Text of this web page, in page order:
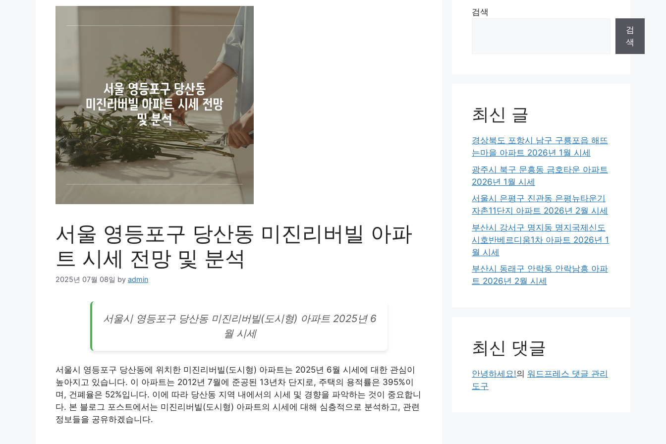
서울 영등포구 당산동 미진리버빌 아파
트 시세 전망 및 분석
2025년 07월 08일 by admin
서울시 영등포구 당산동 미진리버빌(도시형) 아파트 2025년 6
월 시세
서울시 영등포구 당산동에 위치한 미진리버빌(도시형) 아파트는 2025년 6월 시세에 대한 관심이
높아지고 있습니다. 이 아파트는 2012년 7월에 준공된 13년차 단지로, 주택의 용적률은 395%이
며, 건폐율은 52%입니다. 이에 따라 당산동 지역 내에서의 시세 및 경향을 파악하는 것이 중요합니
다. 본 블로그 포스트에서는 미진리버빌(도시형) 아파트의 시세에 대해 심층적으로 분석하고, 관련
정보들을 공유하겠습니다.
검색
검
색
최신 글
경상북도 포항시 남구 구룡포읍 해뜨
는마을 아파트 2026년 1월 시세
광주시 북구 문흥동 금호타운 아파트
2026년 1월 시세
서울시 은평구 진관동 은평뉴타운기
자촌11단지 아파트 2026년 2월 시세
부산시 강서구 명지동 명지국제신도
시호반베르디움1차 아파트 2026년 1
월 시세
부산시 동래구 안락동 안락남흥 아파
트 2026년 2월 시세
최신 댓글
안녕하세요!의 워드프레스 댓글 관리
도구